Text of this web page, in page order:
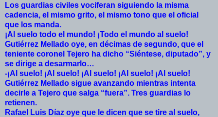
Los guardias civiles vociferan siguiendo la misma
cadencia, el mismo grito, el mismo tono que el oficial
que los manda.
¡Al suelo todo el mundo! ¡Todo el mundo al suelo!
Gutiérrez Mellado oye, en décimas de segundo, que el
teniente coronel Tejero ha dicho “Siéntese, diputado”, y
se dirige a desarmarlo…
-¡Al suelo! ¡Al suelo! ¡Al suelo! ¡Al suelo! ¡Al suelo!
Gutiérrez Mellado sigue avanzando mientras intenta
decirle a Tejero que salga “fuera”. Tres guardias lo
retienen.
Rafael Luis Díaz oye que le dicen que se tire al suelo,